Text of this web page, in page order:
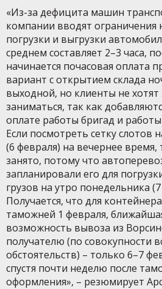
«Из-за дефицита машин
компании вводят ограничения
погрузки и выгрузки
среднем составляет 2–3 часа,
начинается почасовая оплата
вариант с открытием склада
выходной, но клиенты не хотят
заниматься, так как
оплате работы бригад и работы
Если посмотреть сетку слотов
(6 февраля) на вечернее время,
занято, потому что
запланировали его для
грузов на утро понедельника
Получается, что для
таможней 1 февраля,
возможность вывоза из
получателю (по совокупности
обстоятельств) – только 6–7
спустя почти неделю после
оформления», – резюмирует